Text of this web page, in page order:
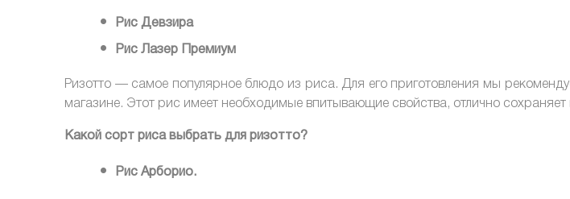
Рис Девзира
Рис Лазер Премиум
Ризотто — самое популярное блюдо из риса. Для его приготовления мы
магазине. Этот рис имеет необходимые впитывающие свойства, отлично
Какой сорт риса выбрать для ризотто?
Рис Арборио.